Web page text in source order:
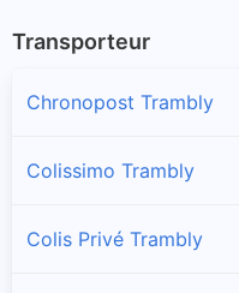
Transporteur
Chronopost Trambly
Colissimo Trambly
Colis Privé Trambly